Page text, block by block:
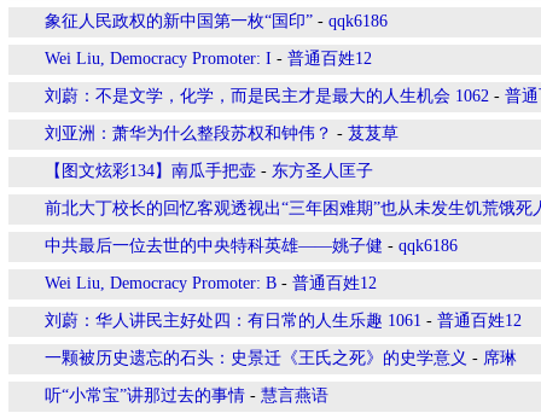
象征人民政权的新中国第一枚“国印” - qqk6186
Wei Liu, Democracy Promoter: I - 普通百姓12
刘蔚：不是文学，化学，而是民主才是最大的人生机会 1062 - 普
刘亚洲：萧华为什么整段苏权和钟伟？ - 芨芨草
【图文炫彩134】南瓜手把壶 - 东方圣人匡子
前北大丁校长的回忆客观透视出“三年困难期”也从未发生饥荒饿死
中共最后一位去世的中央特科英雄——姚子健 - qqk6186
Wei Liu, Democracy Promoter: B - 普通百姓12
刘蔚：华人讲民主好处四：有日常的人生乐趣 1061 - 普通百姓12
一颗被历史遗忘的石头：史景迁《王氏之死》的史学意义 - 席琳
听“小常宝”讲那过去的事情 - 慧言燕语